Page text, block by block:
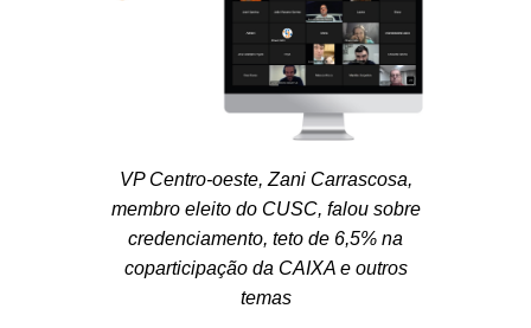
VP Centro-oeste, Zani Carrascosa,
membro eleito do CUSC, falou sobre
credenciamento, teto de 6,5% na
coparticipação da CAIXA e outros
temas